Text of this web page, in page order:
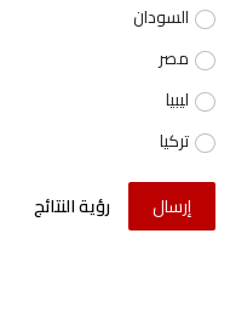
السودان
مصر
ليبيا
تركيا
إرسال رؤية النتائج